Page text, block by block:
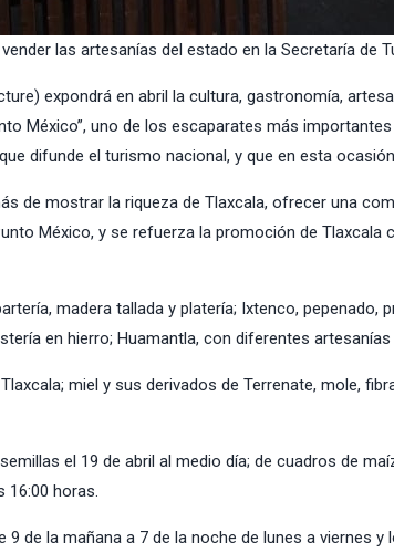
las artesanías del estado en la Secretaría de
expondrá en abril la cultura, gastronomía,
México”, uno de los escaparates más
difunde el turismo nacional, y que en esta
de mostrar la riqueza de Tlaxcala, ofrecer una
México, y se refuerza la promoción de Tlaxcala
madera tallada y platería; Ixtenco, pepenado,
en hierro; Huamantla, con diferentes
miel y sus derivados de Terrenate, mole,
el 19 de abril al medio día; de cuadros de
16:00 horas.
de la mañana a 7 de la noche de lunes a viernes